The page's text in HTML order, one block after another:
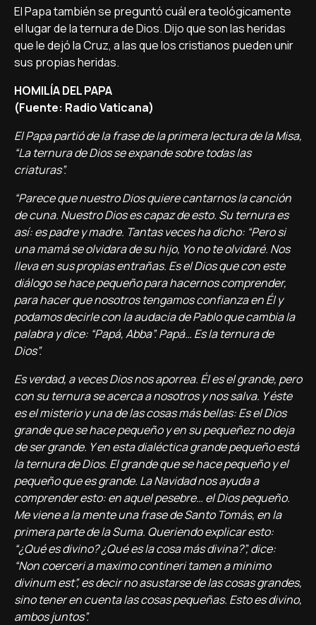
El Papa también se preguntó cuál era teológicamente
el lugar de la ternura de Dios. Dijo que son las heridas
que le dejó la Cruz, a las que los cristianos pueden unir
sus propias heridas.
HOMILÍA DEL PAPA
(Fuente: Radio Vaticana)
El Papa partió de la frase de la primera lectura de la Misa,
“La ternura de Dios se expande sobre todas las
criaturas”.
“Parece que nuestro Dios quiere cantarnos la canción
de cuna. Nuestro Dios es capaz de esto. Su ternura es
así: es padre y madre. Tantas veces ha dicho: “Pero si
una mamá se olvidara de su hijo, Yo no te olvidaré. Nos
lleva en sus propias entrañas. Es el Dios que con este
diálogo se hace pequeño para hacernos comprender,
para hacer que nosotros tengamos confianza en Él y
podamos decirle con la audacia de Pablo que cambia la
palabra y dice: “Papá, Abba”. Papá… Es la ternura de
Dios”.
Es verdad, a veces Dios nos aporrea. Él es el grande, pero
con su ternura se acerca a nosotros y nos salva. Y éste
es el misterio y una de las cosas más bellas: Es el Dios
grande que se hace pequeño y en su pequeñez no deja
de ser grande. Y en esta dialéctica grande pequeño está
la ternura de Dios. El grande que se hace pequeño y el
pequeño que es grande. La Navidad nos ayuda a
comprender esto: en aquel pesebre… el Dios pequeño.
Me viene a la mente una frase de Santo Tomás, en la
primera parte de la Suma. Queriendo explicar esto:
“¿Qué es divino? ¿Qué es la cosa más divina?”, dice:
“Non coerceri a maximo contineri tamen a minimo
divinum est”, es decir no asustarse de las cosas grandes,
sino tener en cuenta las cosas pequeñas. Esto es divino,
ambos juntos”.